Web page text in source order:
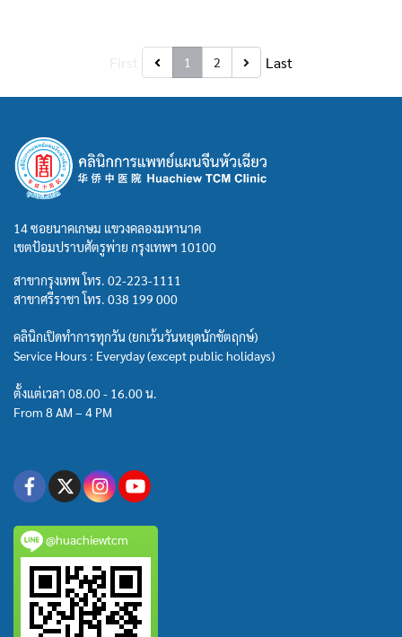
1 2 Last
14 ซอยนาคเกษม แขวงคลองมหานาค
เขตป้อมปราบศัตรูพ่าย กรุงเทพฯ 10100
สาขากรุงเทพ โทร. 02-223-1111
สาขาศรีราชา โทร. 038 199 000
คลินิกเปิดทำการทุกวัน (ยกเว้นวันหยุดนักขัตฤกษ์)
Service Hours : Everyday (except public holidays)
ตั้งแต่เวลา 08.00 - 16.00 น.
From 8 AM – 4 PM
@huachiewtcm